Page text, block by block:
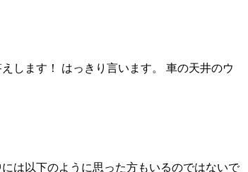
します！ はっきり言います。 車の天井のウ
は以下のように思った方もいるのではないで